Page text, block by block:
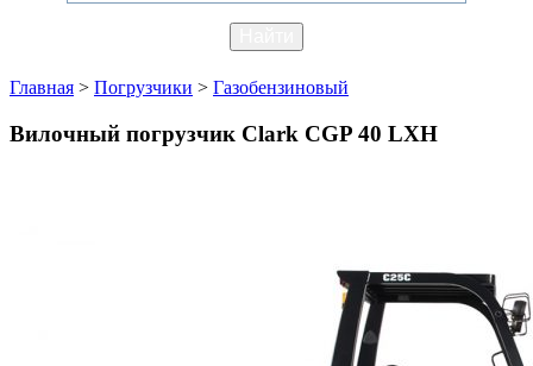
Главная > Погрузчики > Газобензиновый
Вилочный погрузчик Clark CGP 40 LXH